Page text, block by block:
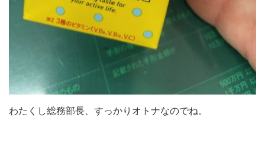
わたくし総務部長、すっかりオトナなのでね。